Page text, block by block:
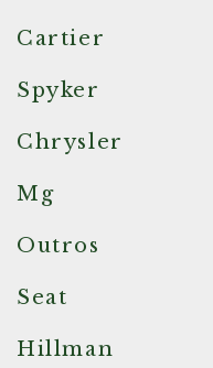
Cartier
Spyker
Chrysler
Mg
Outros
Seat
Hillman